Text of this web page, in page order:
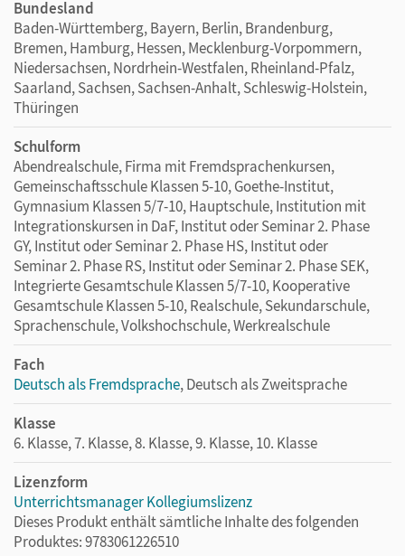
Bundesland
Baden-Württemberg, Bayern, Berlin, Brandenburg,
Bremen, Hamburg, Hessen, Mecklenburg-Vorpommern,
Niedersachsen, Nordrhein-Westfalen, Rheinland-Pfalz,
Saarland, Sachsen, Sachsen-Anhalt, Schleswig-Holstein,
Thüringen
Schulform
Abendrealschule, Firma mit Fremdsprachenkursen,
Gemeinschaftsschule Klassen 5-10, Goethe-Institut,
Gymnasium Klassen 5/7-10, Hauptschule, Institution mit
Integrationskursen in DaF, Institut oder Seminar 2. Phase
GY, Institut oder Seminar 2. Phase HS, Institut oder
Seminar 2. Phase RS, Institut oder Seminar 2. Phase SEK,
Integrierte Gesamtschule Klassen 5/7-10, Kooperative
Gesamtschule Klassen 5-10, Realschule, Sekundarschule,
Sprachenschule, Volkshochschule, Werkrealschule
Fach
Deutsch als Fremdsprache, Deutsch als Zweitsprache
Klasse
6. Klasse, 7. Klasse, 8. Klasse, 9. Klasse, 10. Klasse
Lizenzform
Unterrichtsmanager Kollegiumslizenz
Dieses Produkt enthält sämtliche Inhalte des folgenden
Produktes: 9783061226510